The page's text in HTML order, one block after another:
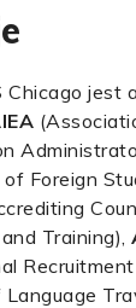
Chicago jest
Foreign
Training),
Recruitment